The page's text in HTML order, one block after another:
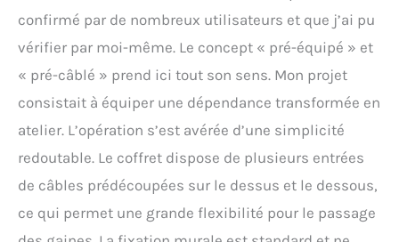
confirmé par de nombreux utilisateurs et que j’ai pu
vérifier par moi-même. Le concept « pré-équipé » et
« pré-câblé » prend ici tout son sens. Mon projet
consistait à équiper une dépendance transformée en
atelier. L’opération s’est avérée d’une simplicité
redoutable. Le coffret dispose de plusieurs entrées
de câbles prédécoupées sur le dessus et le dessous,
ce qui permet une grande flexibilité pour le passage